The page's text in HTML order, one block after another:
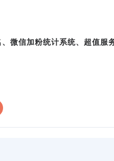
微信加粉统计系统、超值服